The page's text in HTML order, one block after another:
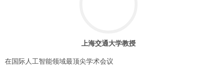
上海交通大学教授
在国际人工智能领域最顶尖学术会议